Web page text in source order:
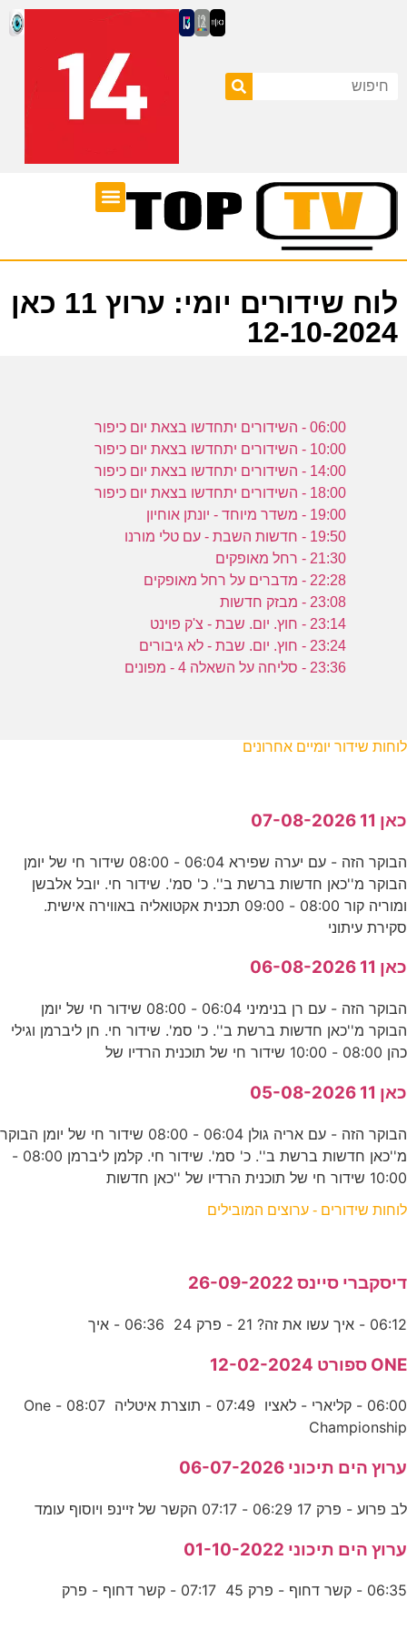
לוח שידורים יומי: ערוץ 11 כאן
12-10-2024
06:00 - השידורים יתחדשו בצאת יום כיפור
10:00 - השידורים יתחדשו בצאת יום כיפור
14:00 - השידורים יתחדשו בצאת יום כיפור
18:00 - השידורים יתחדשו בצאת יום כיפור
19:00 - משדר מיוחד - יונתן אוחיון
19:50 - חדשות השבת - עם טלי מורנו
21:30 - רחל מאופקים
22:28 - מדברים על רחל מאופקים
23:08 - מבזק חדשות
23:14 - חוץ. יום. שבת - צ'ק פוינט
23:24 - חוץ. יום. שבת - לא גיבורים
23:36 - סליחה על השאלה 4 - מפונים
לוחות שידור יומיים אחרונים
כאן 11 07-08-2026
הבוקר הזה - עם יערה שפירא 06:04 - 08:00 שידור חי של יומן
הבוקר מ''כאן חדשות ברשת ב''. כ' סמ'. שידור חי. יובל אלבשן
ומוריה קור 08:00 - 09:00 תכנית אקטואליה באווירה אישית.
סקירת עיתוני
כאן 11 06-08-2026
הבוקר הזה - עם רן בנימיני 06:04 - 08:00 שידור חי של יומן
הבוקר מ''כאן חדשות ברשת ב''. כ' סמ'. שידור חי. חן ליברמן וגילי
כהן 08:00 - 10:00 שידור חי של תוכנית הרדיו של
כאן 11 05-08-2026
הבוקר הזה - עם אריה גולן 06:04 - 08:00 שידור חי של יומן הבוקר
מ''כאן חדשות ברשת ב''. כ' סמ'. שידור חי. קלמן ליברמן 08:00 -
10:00 שידור חי של תוכנית הרדיו של ''כאן חדשות
לוחות שידורים - ערוצים המובילים
דיסקברי סיינס 26-09-2022
06:12 - איך עשו את זה? 21 - פרק 24 06:36 - איך
ONE ספורט 12-02-2024
06:00 - קליארי - לאציו 07:49 - תוצרת איטליה 08:07 - One
Championship
ערוץ הים תיכוני 06-07-2026
לב פרוע - פרק 17 06:29 - 07:17 הקשר של זיינפ ויוסוף עומד
ערוץ הים תיכוני 01-10-2022
06:35 - קשר דחוף - פרק 45 07:17 - קשר דחוף - פרק